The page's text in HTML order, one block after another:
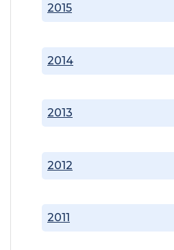
2011
2012
2013
2014
2015